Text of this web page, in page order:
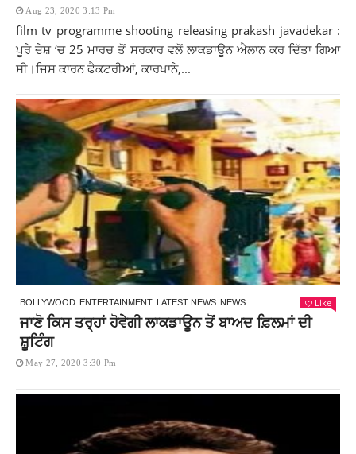
Aug 23, 2020 3:13 Pm
film tv programme shooting releasing prakash javadekar :
ਪੂਰੇ ਦੇਸ਼ ‘ਚ 25 ਮਾਰਚ ਤੋਂ ਸਰਕਾਰ ਵਲੋਂ ਲਾਕਡਾਊਨ ਐਲਾਨ ਕਰ ਦਿੱਤਾ ਗਿਆ
ਸੀ।ਜਿਸ ਕਾਰਨ ਫੈਕਟਰੀਆਂ, ਕਾਰਖਾਨੇ,...
BOLLYWOOD ENTERTAINMENT LATEST NEWS NEWS Like
ਜਾਣੋ ਕਿਸ ਤਰ੍ਹਾਂ ਹੋਵੇਗੀ ਲਾਕਡਾਊਨ ਤੋਂ ਬਾਅਦ ਫ਼ਿਲਮਾਂ ਦੀ
ਸ਼ੂਟਿੰਗ
May 27, 2020 3:30 Pm